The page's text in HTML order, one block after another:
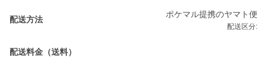
配送方法
ポケマル提携のヤマト便
配送区分:
配送料金（送料）